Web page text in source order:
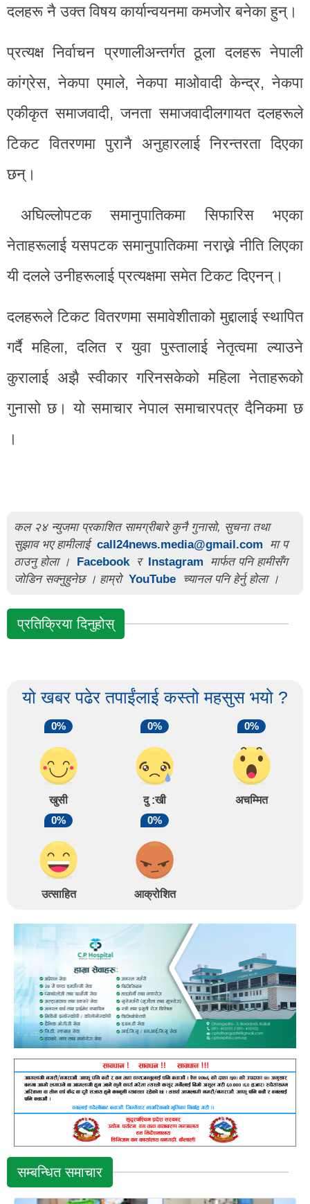
दलहरू नै उक्त विषय कार्यान्वयनमा कमजोर बनेका हुन्।
प्रत्यक्ष निर्वाचन प्रणालीअन्तर्गत ठूला दलहरू नेपाली
कांग्रेस, नेकपा एमाले, नेकपा माओवादी केन्द्र, नेकपा
एकीकृत समाजवादी, जनता समाजवादीलगायत दलहरूले
टिकट वितरणमा पुरानै अनुहारलाई निरन्तरता दिएका
छन्।
अघिल्लोपटक समानुपातिकमा सिफारिस भएका
नेताहरूलाई यसपटक समानुपातिकमा नराख्ने नीति लिएका
यी दलले उनीहरूलाई प्रत्यक्षमा समेत टिकट दिएनन्।
दलहरूले टिकट वितरणमा समावेशीताको मुद्दालाई स्थापित
गर्दै महिला, दलित र युवा पुस्तालाई नेतृत्वमा ल्याउने
कुरालाई अझै स्वीकार गरिनसकेको महिला नेताहरूको
गुनासो छ। यो समाचार नेपाल समाचारपत्र दैनिकमा छ
।
कल २४ न्युजमा प्रकाशित सामग्रीबारे कुनै गुनासो, सुचना तथा
सुझाव भए हामीलाई call24news.media@gmail.com
मा प
ठाउनु होला ।
Facebook र Instagram
मार्फत पनि हामीसँग
जोडिन सक्नुहुनेछ । हाम्रो YouTube च्यानल पनि हेर्नु होला ।
प्रतिक्रिया दिनुहोस्
यो खबर पढेर तपाईंलाई कस्तो महसुस भयो ?
0%
खुसी
0%
दु :खी
0%
अचम्मित
0%
उत्साहित
0%
आक्रोशित
सम्बन्धित समाचार